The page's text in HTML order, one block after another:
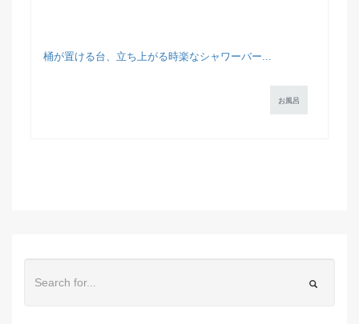
桶が置ける台、立ち上がる時楽なシャワーバー...
お風呂